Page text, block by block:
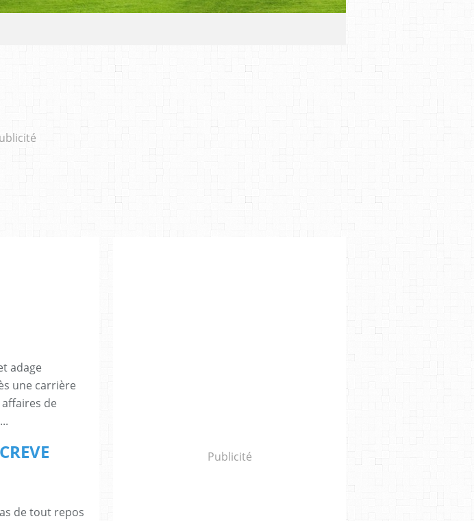
adage
une carrière
de
de tout repos
Publicité